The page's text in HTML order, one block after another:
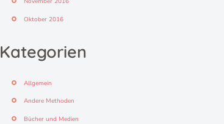
Oktober 2016
Kategorien
Allgemein
Andere Methoden
Bücher und Medien